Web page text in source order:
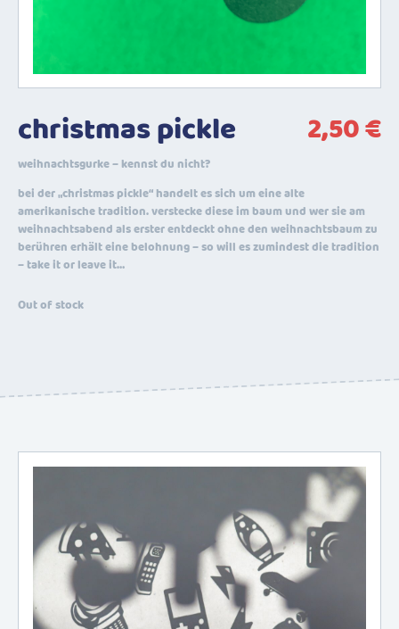
christmas pickle 2,50€
weihnachtsgurke – kennst du nicht?
bei der „christmas pickle“ handelt es sich um eine alte
amerikanische tradition. verstecke diese im baum und wer sie am
weihnachtsabend als erster entdeckt ohne den weihnachtsbaum zu
berühren erhält eine belohnung – so will es zumindest die tradition
– take it or leave it…
Out of stock